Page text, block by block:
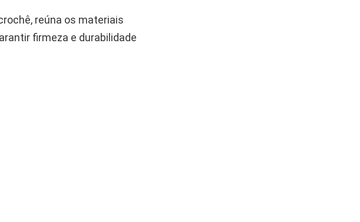
reúna os materiais
firmeza e durabilidade